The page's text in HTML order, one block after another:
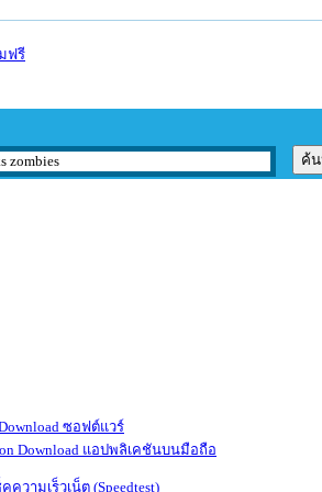
ซอฟต์แวร์
แอปพลิเคชันบนมือถือ
คความเร็วเน็ต (Speedtest)